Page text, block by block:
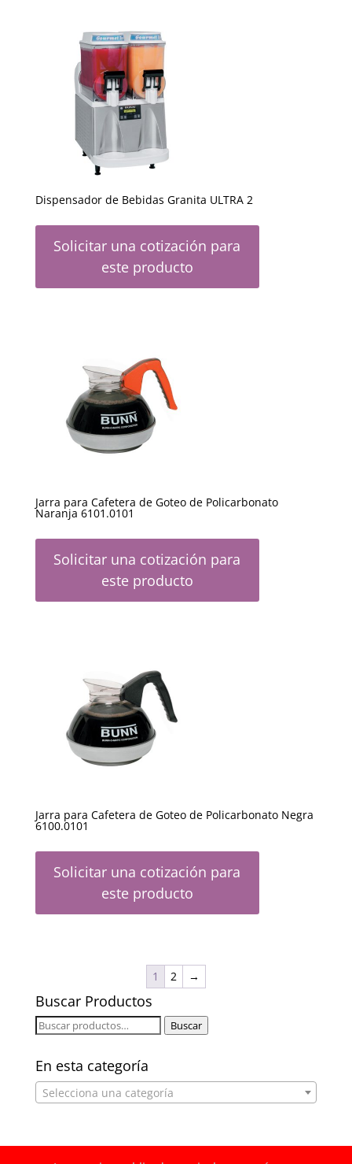
Dispensador de Bebidas Granita ULTRA 2
Solicitar una cotización para
este producto
Jarra para Cafetera de Goteo de Policarbonato
Naranja 6101.0101
Solicitar una cotización para
este producto
Jarra para Cafetera de Goteo de Policarbonato Negra
6100.0101
Solicitar una cotización para
este producto
1 2 →
Buscar Productos
Buscar
Buscar
En esta categoría
Selecciona una categoría